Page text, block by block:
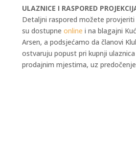
ULAZNICE I RASPORED
Detaljni raspored možete provjeriti
su dostupne online i na blagajni
Arsen, a podsjećamo da članovi
ostvaruju popust pri kupnji
prodajnim mjestima, uz